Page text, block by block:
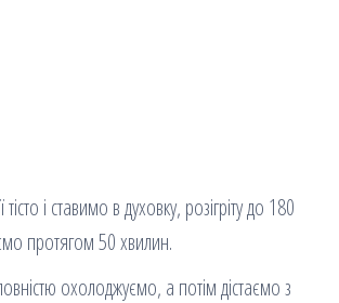
і ставимо в духовку, розігріту до 180
протягом 50 хвилин.
охолоджуємо, а потім дістаємо з